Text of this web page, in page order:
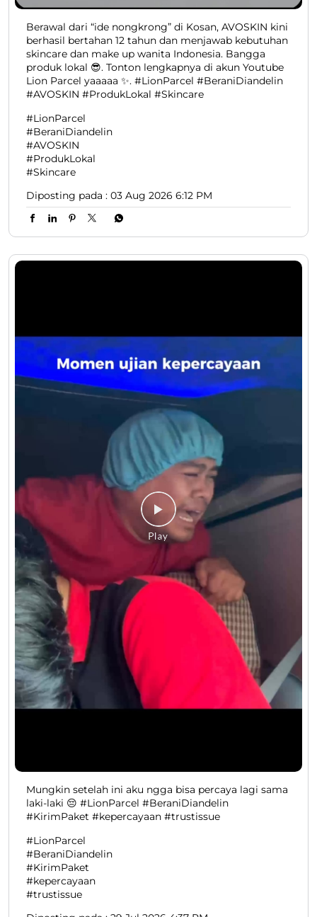
Berawal dari “ide nongkrong” di Kosan, AVOSKIN kini
berhasil bertahan 12 tahun dan menjawab kebutuhan
skincare dan make up wanita Indonesia. Bangga
produk lokal 😎. Tonton lengkapnya di akun Youtube
Lion Parcel yaaaaa ✨. #LionParcel #BeraniDiandelin
#AVOSKIN #ProdukLokal #Skincare
#LionParcel
#BeraniDiandelin
#AVOSKIN
#ProdukLokal
#Skincare
Diposting pada : 03 Aug 2026 6:12 PM
Mungkin setelah ini aku ngga bisa percaya lagi sama
laki-laki 😔 #LionParcel #BeraniDiandelin
#KirimPaket #kepercayaan #trustissue
#LionParcel
#BeraniDiandelin
#KirimPaket
#kepercayaan
#trustissue